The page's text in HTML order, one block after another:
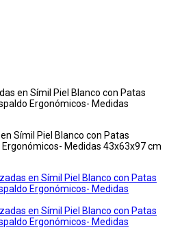
en Símil Piel Blanco con Patas
Ergonómicos- Medidas